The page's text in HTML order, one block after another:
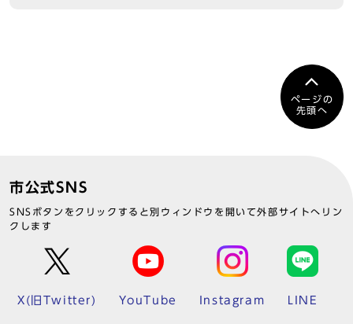
ページの
先頭へ
市公式SNS
SNSボタンをクリックすると別ウィンドウを開いて外部サイトへリン
クします
X(旧Twitter) YouTube Instagram LINE